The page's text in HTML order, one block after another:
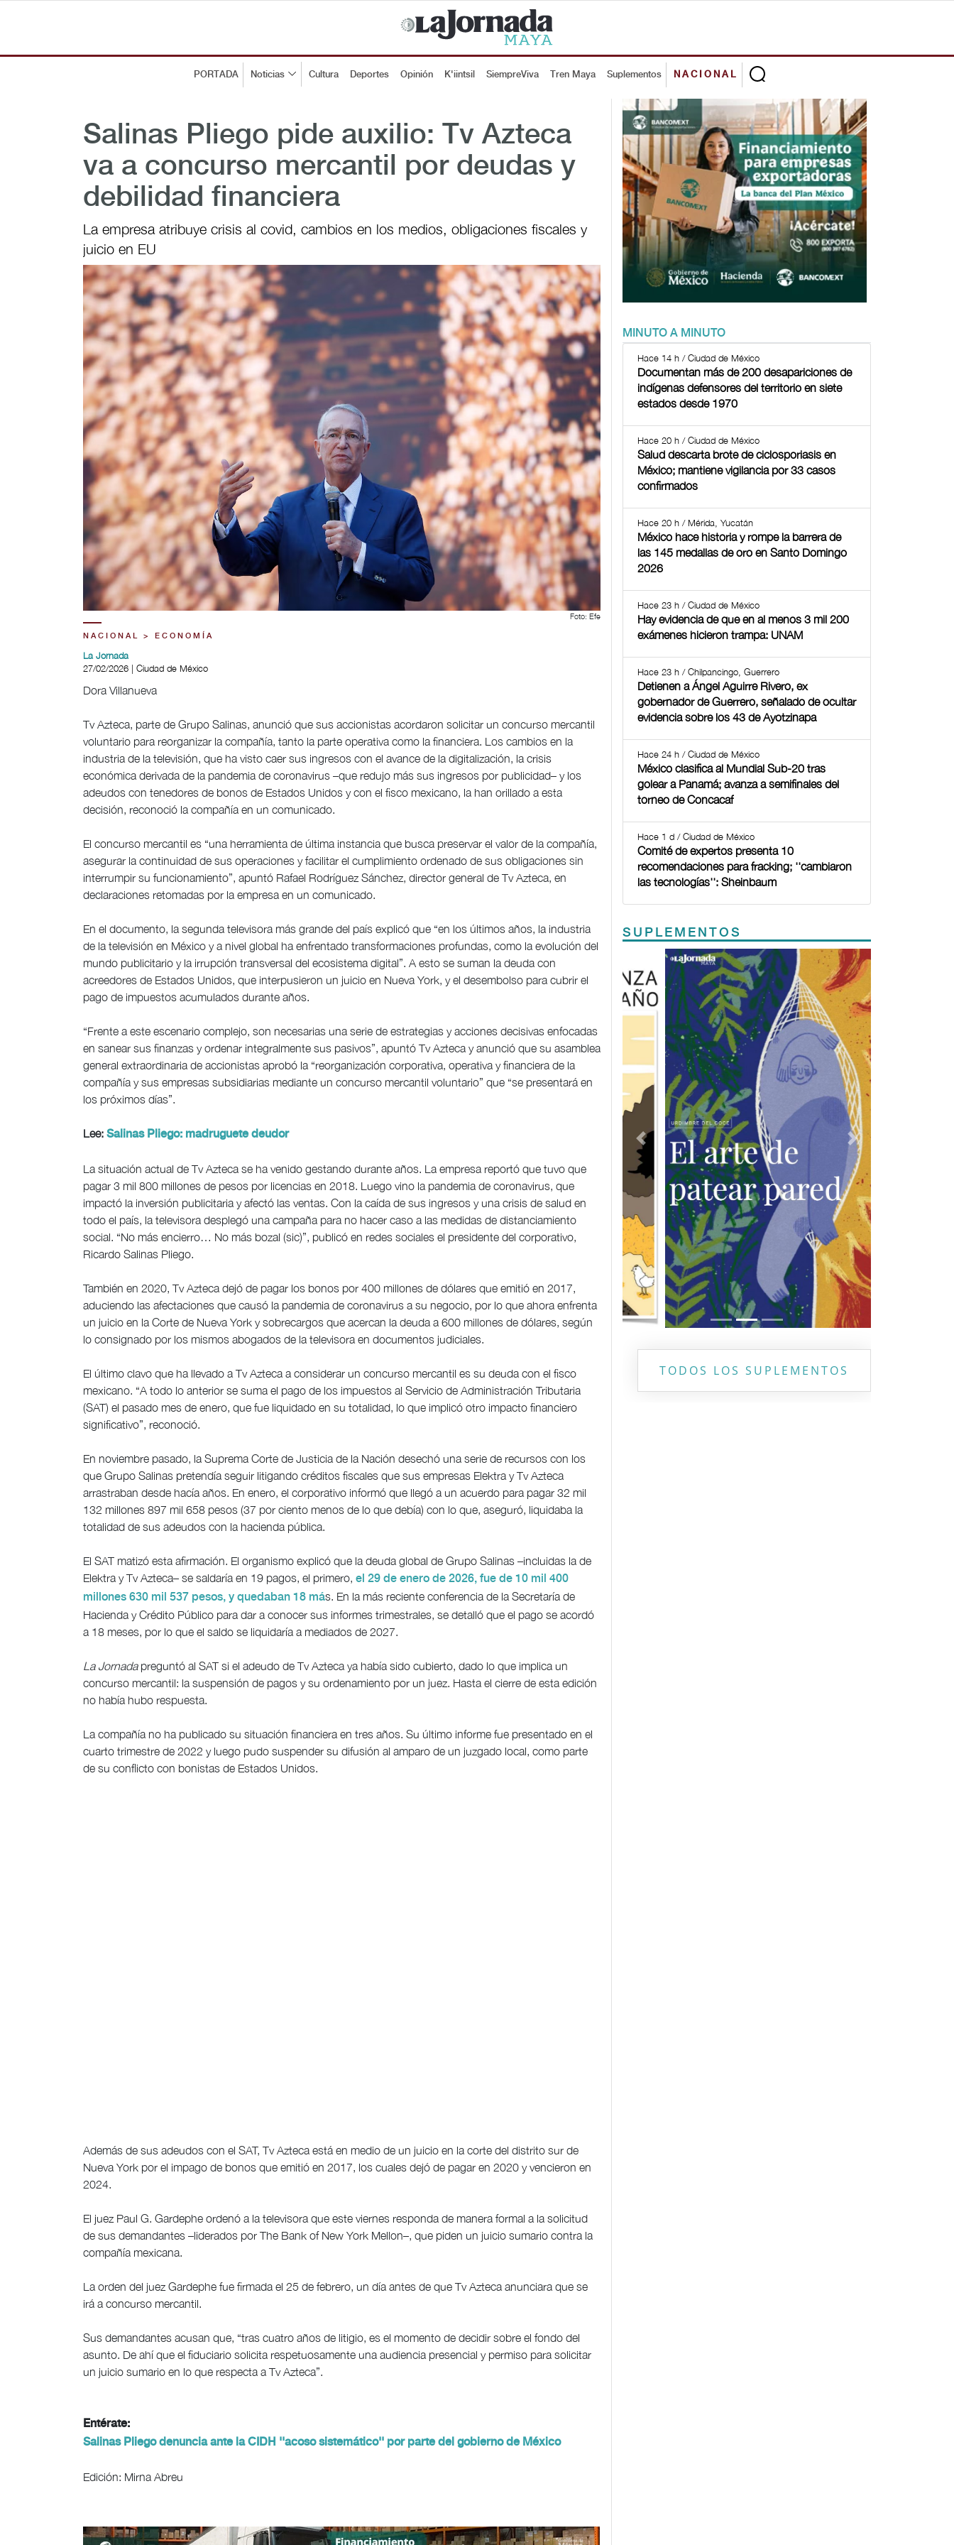
PORTADA Noticias Cultura Deportes Opinión K'iintsil SiempreViva Tren Maya Suplementos NACIONAL
Salinas Pliego pide auxilio: Tv Azteca
va a concurso mercantil por deudas y
debilidad financiera
La empresa atribuye crisis al covid, cambios en los medios, obligaciones fiscales y
juicio en EU
Foto: Efe
NACIONAL > ECONOMÍA
La Jornada
27/02/2026 | Ciudad de México
Dora Villanueva
Tv Azteca, parte de Grupo Salinas, anunció que sus accionistas acordaron solicitar un concurso mercantil
voluntario para reorganizar la compañía, tanto la parte operativa como la financiera. Los cambios en la
industria de la televisión, que ha visto caer sus ingresos con el avance de la digitalización, la crisis
económica derivada de la pandemia de coronavirus –que redujo más sus ingresos por publicidad– y los
adeudos con tenedores de bonos de Estados Unidos y con el fisco mexicano, la han orillado a esta
decisión, reconoció la compañía en un comunicado.
El concurso mercantil es “una herramienta de última instancia que busca preservar el valor de la compañía,
asegurar la continuidad de sus operaciones y facilitar el cumplimiento ordenado de sus obligaciones sin
interrumpir su funcionamiento”, apuntó Rafael Rodríguez Sánchez, director general de Tv Azteca, en
declaraciones retomadas por la empresa en un comunicado.
En el documento, la segunda televisora más grande del país explicó que “en los últimos años, la industria
de la televisión en México y a nivel global ha enfrentado transformaciones profundas, como la evolución del
mundo publicitario y la irrupción transversal del ecosistema digital”. A esto se suman la deuda con
acreedores de Estados Unidos, que interpusieron un juicio en Nueva York, y el desembolso para cubrir el
pago de impuestos acumulados durante años.
“Frente a este escenario complejo, son necesarias una serie de estrategias y acciones decisivas enfocadas
en sanear sus finanzas y ordenar integralmente sus pasivos”, apuntó Tv Azteca y anunció que su asamblea
general extraordinaria de accionistas aprobó la “reorganización corporativa, operativa y financiera de la
compañía y sus empresas subsidiarias mediante un concurso mercantil voluntario” que “se presentará en
los próximos días”.
Lee: Salinas Pliego: madruguete deudor
La situación actual de Tv Azteca se ha venido gestando durante años. La empresa reportó que tuvo que
pagar 3 mil 800 millones de pesos por licencias en 2018. Luego vino la pandemia de coronavirus, que
impactó la inversión publicitaria y afectó las ventas. Con la caída de sus ingresos y una crisis de salud en
todo el país, la televisora desplegó una campaña para no hacer caso a las medidas de distanciamiento
social. “No más encierro… No más bozal (sic)”, publicó en redes sociales el presidente del corporativo,
Ricardo Salinas Pliego.
También en 2020, Tv Azteca dejó de pagar los bonos por 400 millones de dólares que emitió en 2017,
aduciendo las afectaciones que causó la pandemia de coronavirus a su negocio, por lo que ahora enfrenta
un juicio en la Corte de Nueva York y sobrecargos que acercan la deuda a 600 millones de dólares, según
lo consignado por los mismos abogados de la televisora en documentos judiciales.
El último clavo que ha llevado a Tv Azteca a considerar un concurso mercantil es su deuda con el fisco
mexicano. “A todo lo anterior se suma el pago de los impuestos al Servicio de Administración Tributaria
(SAT) el pasado mes de enero, que fue liquidado en su totalidad, lo que implicó otro impacto financiero
significativo”, reconoció.
En noviembre pasado, la Suprema Corte de Justicia de la Nación desechó una serie de recursos con los
que Grupo Salinas pretendía seguir litigando créditos fiscales que sus empresas Elektra y Tv Azteca
arrastraban desde hacía años. En enero, el corporativo informó que llegó a un acuerdo para pagar 32 mil
132 millones 897 mil 658 pesos (37 por ciento menos de lo que debía) con lo que, aseguró, liquidaba la
totalidad de sus adeudos con la hacienda pública.
El SAT matizó esta afirmación. El organismo explicó que la deuda global de Grupo Salinas –incluidas la de
Elektra y Tv Azteca– se saldaría en 19 pagos, el primero, el 29 de enero de 2026, fue de 10 mil 400
millones 630 mil 537 pesos, y quedaban 18 más. En la más reciente conferencia de la Secretaría de
Hacienda y Crédito Público para dar a conocer sus informes trimestrales, se detalló que el pago se acordó
a 18 meses, por lo que el saldo se liquidaría a mediados de 2027.
La Jornadapreguntó al SAT si el adeudo de Tv Azteca ya había sido cubierto, dado lo que implica un
concurso mercantil: la suspensión de pagos y su ordenamiento por un juez. Hasta el cierre de esta edición
no había hubo respuesta.
La compañía no ha publicado su situación financiera en tres años. Su último informe fue presentado en el
cuarto trimestre de 2022 y luego pudo suspender su difusión al amparo de un juzgado local, como parte
de su conflicto con bonistas de Estados Unidos.
Además de sus adeudos con el SAT, Tv Azteca está en medio de un juicio en la corte del distrito sur de
Nueva York por el impago de bonos que emitió en 2017, los cuales dejó de pagar en 2020 y vencieron en
2024.
El juez Paul G. Gardephe ordenó a la televisora que este viernes responda de manera formal a la solicitud
de sus demandantes –liderados por The Bank of New York Mellon–, que piden un juicio sumario contra la
compañía mexicana.
La orden del juez Gardephe fue firmada el 25 de febrero, un día antes de que Tv Azteca anunciara que se
irá a concurso mercantil.
Sus demandantes acusan que, “tras cuatro años de litigio, es el momento de decidir sobre el fondo del
asunto. De ahí que el fiduciario solicita respetuosamente una audiencia presencial y permiso para solicitar
un juicio sumario en lo que respecta a Tv Azteca”.
Entérate:
Salinas Pliego denuncia ante la CIDH ''acoso sistemático'' por parte del gobierno de México
Edición: Mirna Abreu
MINUTO A MINUTO
Hace 14 h / Ciudad de México
Documentan más de 200 desapariciones de
indígenas defensores del territorio en siete
estados desde 1970
Hace 20 h / Ciudad de México
Salud descarta brote de ciclosporiasis en
México; mantiene vigilancia por 33 casos
confirmados
Hace 20 h / Mérida, Yucatán
México hace historia y rompe la barrera de
las 145 medallas de oro en Santo Domingo
2026
Hace 23 h / Ciudad de México
Hay evidencia de que en al menos 3 mil 200
exámenes hicieron trampa: UNAM
Hace 23 h / Chilpancingo, Guerrero
Detienen a Ángel Aguirre Rivero, ex
gobernador de Guerrero, señalado de ocultar
evidencia sobre los 43 de Ayotzinapa
Hace 24 h / Ciudad de México
México clasifica al Mundial Sub-20 tras
golear a Panamá; avanza a semifinales del
torneo de Concacaf
Hace 1 d / Ciudad de México
Comité de expertos presenta 10
recomendaciones para fracking; ''cambiaron
las tecnologías'': Sheinbaum
SUPLEMENTOS
Previous Next
TODOS LOS SUPLEMENTOS